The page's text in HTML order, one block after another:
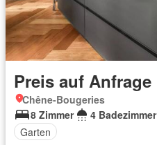
Preis auf Anfrage
Chêne-Bougeries
8 Zimmer
4 Badezimmer
Garten